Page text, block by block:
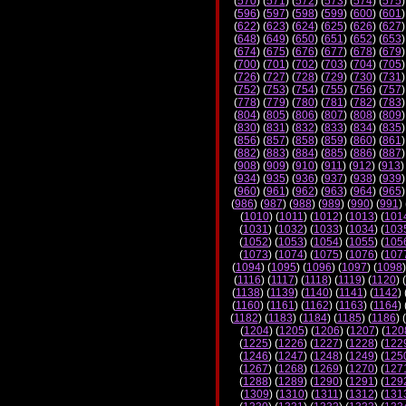
(596) (597) (598) (599) (600) (601
(622) (623) (624) (625) (626) (627
(648) (649) (650) (651) (652) (653
(674) (675) (676) (677) (678) (679
(700) (701) (702) (703) (704) (705
(726) (727) (728) (729) (730) (731
(752) (753) (754) (755) (756) (757
(778) (779) (780) (781) (782) (783
(804) (805) (806) (807) (808) (809
(830) (831) (832) (833) (834) (835
(856) (857) (858) (859) (860) (861
(882) (883) (884) (885) (886) (887
(908) (909) (910) (911) (912) (913)
(934) (935) (936) (937) (938) (939
(960) (961) (962) (963) (964) (965
(986) (987) (988) (989) (990) (991)
(1010) (1011) (1012) (1013) (
(1031) (1032) (1033) (1034) (
(1052) (1053) (1054) (1055) (
(1073) (1074) (1075) (1076) (
(1094) (1095) (1096) (1097) (1098
(1116) (1117) (1118) (1119) (1120) (
(1138) (1139) (1140) (1141) (1142)
(1160) (1161) (1162) (1163) (1164)
(1182) (1183) (1184) (1185) (1186) (
(1204) (1205) (1206) (1207) (
(1225) (1226) (1227) (1228) (
(1246) (1247) (1248) (1249) (
(1267) (1268) (1269) (1270) (
(1288) (1289) (1290) (1291) (
(1309) (1310) (1311) (1312) (